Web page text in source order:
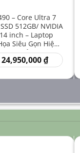
– Core Ultra 7
512GB/ NVIDIA
inch – Laptop
Siêu Gọn Hiệu
Giá Rẻ
Giá
gốc
50,000,000 ₫.
24,950,000₫Giá
hiện
là: